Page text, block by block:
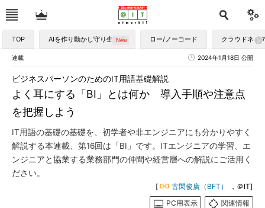
TOP AIを作り動かし守り生かす ロー/ノーコード クラウドネイ
連載 2024年1月18日 公開
よく耳にする「BI」とは何か 導入手順や注意点
を把握しよう
ビジネスパーソンのためのIT用語基礎解説
IT用語の基礎の基礎を、初学者や非エンジニアにも分かりやすく
解説する本連載、第16回は「BI」です。ITエンジニアの学習、エ
ンジニアと協業する業務部門の仲間や経営層への解説にご活用く
ださい。
[ 古閑俊廣（BFT）
，＠IT]
PC用表示
関連情報